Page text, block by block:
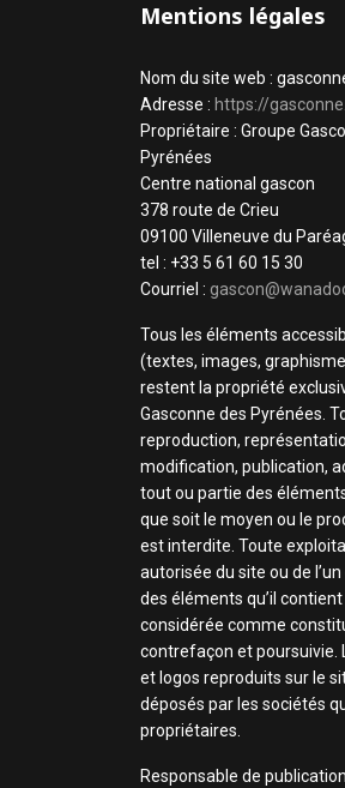
Mentions légales
Nom du site web :
Adresse : https://
Propriétaire : Groupe
Pyrénées
Centre national gascon
378 route de Crieu
09100 Villeneuve du
tel : +33 5 61 60 15 30
Courriel :
Tous les éléments
(textes, images,
restent la propriété
Gasconne des Pyrénées.
reproduction,
modification, publication,
tout ou partie des
que soit le moyen ou le
est interdite. Toute
autorisée du site ou de
des éléments qu’il
considérée comme
contrefaçon et poursuivie.
et logos reproduits sur le
déposés par les sociétés
propriétaires.
Responsable de